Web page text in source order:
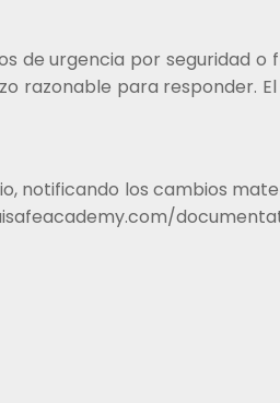
de urgencia por seguridad
razonable para responder.
notificando los cambios